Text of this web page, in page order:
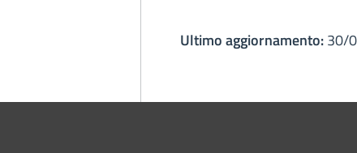
Ultimo aggiornamento:30/
Comune di Bologna